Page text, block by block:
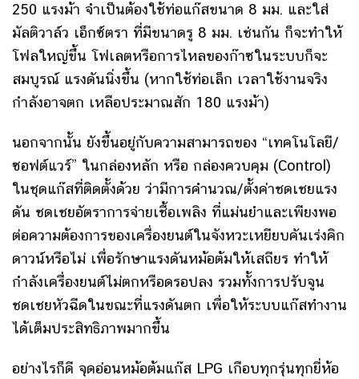
250 แรงม้า จำเป็นต้องใช้ท่อแก๊สขนาด 8 มม. และใส่
มัลติวาล์ว เอ็กซ์ตรา ที่มีขนาดรู 8 มม. เช่นกัน ก็จะทำให้
โฟลใหญ่ขึ้น โฟเลตหรือการไหลของก๊าซในระบบก็จะ
สมบูรณ์ แรงดันนิ่งขึ้น (หากใช้ท่อเล็ก เวลาใช้งานจริง
กำลังอาจตก เหลือประมาณสัก 180 แรงม้า)
นอกจากนั้น ยังขึ้นอยู่กับความสามารถของ “เทคโนโลยี/
ซอฟต์แวร์” ในกล่องหลัก หรือ กล่องควบคุม (Control)
ในชุดแก๊สที่ติดตั้งด้วย ว่ามีการคำนวณ/ตั้งค่าชดเชยแรง
ดัน ชดเชยอัตราการจ่ายเชื้อเพลิง ที่แม่นยำและเพียงพอ
ต่อความต้องการของเครื่องยนต์ในจังหวะเหยียบคันเร่งคิก
ดาวน์หรือไม่ เพื่อรักษาแรงดันหม้อต้มให้เสถียร ทำให้
กำลังเครื่องยนต์ไม่ตกหรือดรอปลง รวมทั้งการปรับจูน
ชดเชยหัวฉีดในขณะที่แรงดันตก เพื่อให้ระบบแก๊สทำงาน
ได้เต็มประสิทธิภาพมากขึ้น
อย่างไรก็ดี จุดอ่อนหม้อต้มแก๊ส LPG เกือบทุกรุ่นทุกยี่ห้อ